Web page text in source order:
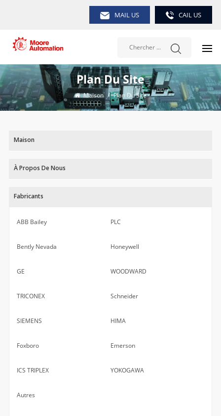
MAIL US CAIL US
Plan Du Site
Maison / Plan Du Site
Maison
À Propos De Nous
Fabricants
ABB Bailey PLC
Bently Nevada Honeywell
GE WOODWARD
TRICONEX Schneider
SIEMENS HIMA
Foxboro Emerson
ICS TRIPLEX YOKOGAWA
Autres